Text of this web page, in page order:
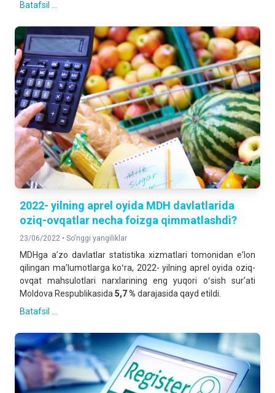
Batafsil ...
2022- yilning aprel oyida MDH davlatlarida
oziq-ovqatlar necha foizga qimmatlashdi?
23/06/2022 • So'nggi yangiliklar
MDHga aʼzo davlatlar statistika xizmatlari tomonidan eʼlon
qilingan maʼlumotlarga koʻra, 2022- yilning aprel oyida oziq-
ovqat mahsulotlari narxlarining eng yuqori oʻsish surʼati
Moldova Respublikasida 5,7 % darajasida qayd etildi.
Batafsil ...